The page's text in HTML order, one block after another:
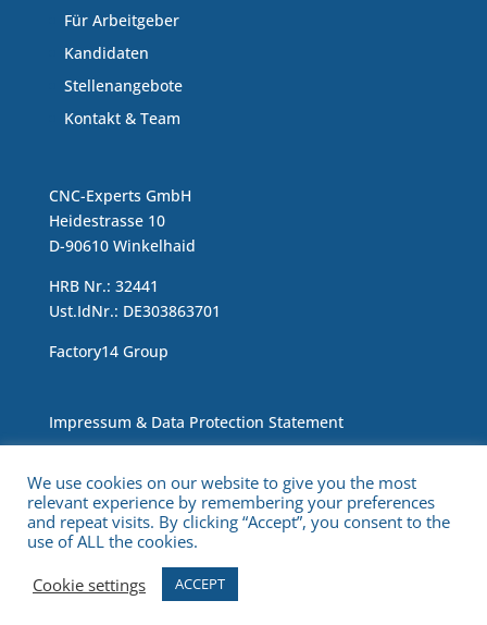
Für Arbeitgeber
Kandidaten
Stellenangebote
Kontakt & Team
CNC-Experts GmbH
Heidestrasse 10
D-90610 Winkelhaid
HRB Nr.: 32441
Ust.IdNr.: DE303863701
Factory14 Group
Impressum & Data Protection Statement
Copyright © 2021 CNC Experts. All Rights Reserved.
We use cookies on our website to give you the most
relevant experience by remembering your preferences
and repeat visits. By clicking “Accept”, you consent to the
use of ALL the cookies.
Cookie settings
ACCEPT